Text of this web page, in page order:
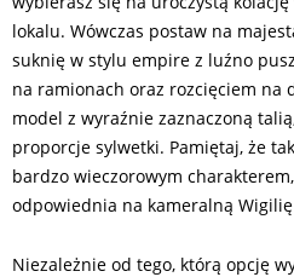
lokalu. Wówczas postaw na
suknię w stylu empire z luźno
na ramionach oraz rozcięciem na
model z wyraźnie zaznaczoną
proporcje sylwetki. Pamiętaj, że
bardzo wieczorowym
odpowiednia na kameralną
Niezależnie od tego, którą opcję